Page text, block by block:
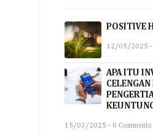
POSITIVE
12/05/2025 -
APA ITU
15/03/2025 - 0 Comments